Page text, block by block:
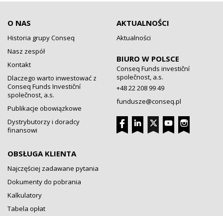
O NAS
Historia grupy Conseq
Nasz zespół
Kontakt
Dlaczego warto inwestować z
Conseq Funds Investiční
společnost, a.s.
Publikacje obowiązkowe
Dystrybutorzy i doradcy
finansowi
OBSŁUGA KLIENTA
Najczęściej zadawane pytania
Dokumenty do pobrania
Kalkulatory
Tabela opłat
AKTUALNOŚCI
Aktualności
BIURO W POLSCE
Conseq Funds investiční
společnost, a.s.
+48 22 208 99 49
fundusze@conseq.pl